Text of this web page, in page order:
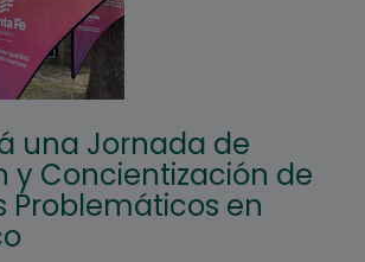
una Jornada de
y Concientización de
Problemáticos en